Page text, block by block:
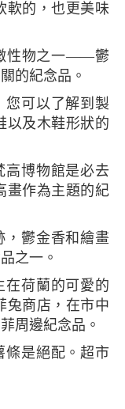
軟的，也更美味
性物之一——鬱
的紀念品。
您可以了解到製
以及木鞋形狀的
高博物館是必去
畫作為主題的紀
，鬱金香和繪畫
之一。
在荷蘭的可愛的
兔商店，在市中
周邊紀念品。
條是絕配。超市